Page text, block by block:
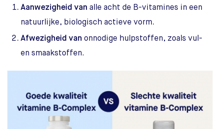
Aanwezigheid van alle acht de B-vitamines in een
natuurlijke, biologisch actieve vorm.
Afwezigheid van onnodige hulpstoffen, zoals vul-
en smaakstoffen.